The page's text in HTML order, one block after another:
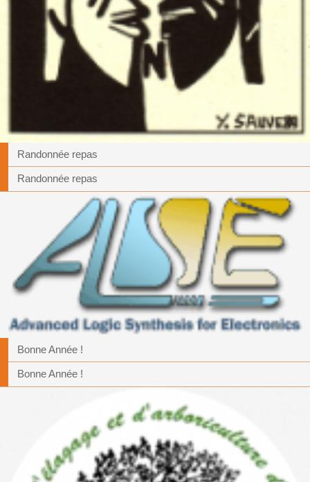
Randonnée repas
Randonnée repas
Bonne Année !
Bonne Année !